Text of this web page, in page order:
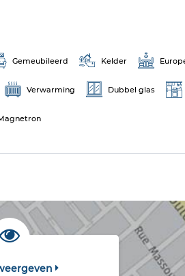
Gemeubileerd Kelder
Verwarming Dubbel glas